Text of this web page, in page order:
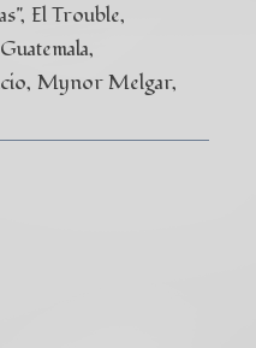
El Trouble
Guatemala
Mynor Melgar